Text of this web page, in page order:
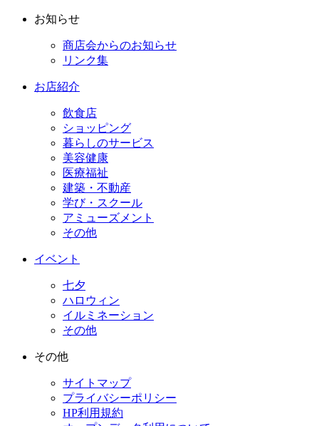
お知らせ
商店会からのお知らせ
リンク集
お店紹介
飲食店
ショッピング
暮らしのサービス
美容健康
医療福祉
建築・不動産
学び・スクール
アミューズメント
その他
イベント
七夕
ハロウィン
イルミネーション
その他
その他
サイトマップ
プライバシーポリシー
HP利用規約